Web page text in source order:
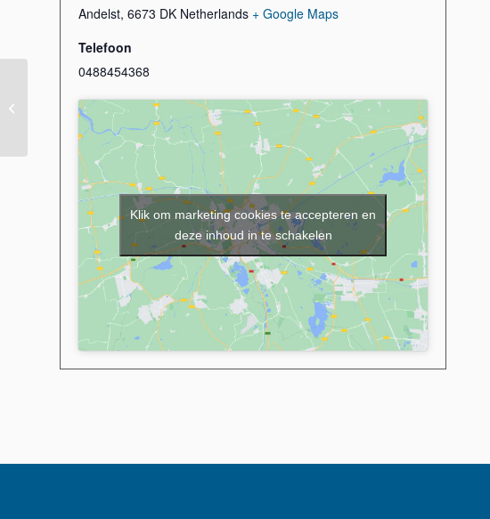
Andelst, 6673 DK Netherlands + Google Maps
Telefoon
0488454368
Klik om marketing cookies te accepteren en
deze inhoud in te schakelen
Workshop Mes
smeden (VOL)